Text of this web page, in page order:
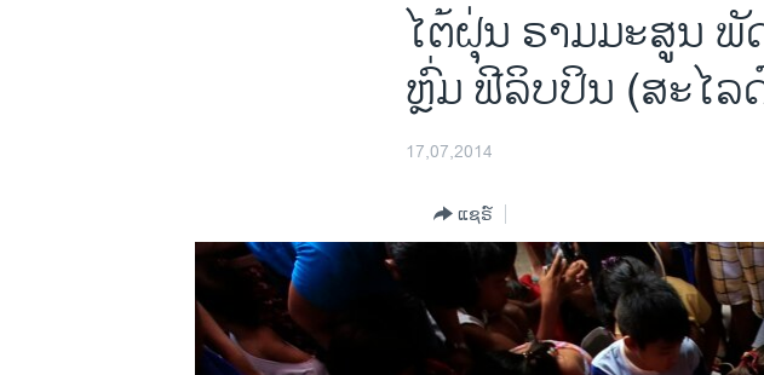
ອິດສະຫຼະພາບດ້ານການຂ່າວ
ໄຕ້​ຝຸ່ນ ຣາມມະ​ສູນ
ຫຼົ່ມ ຟີລິບປິນ (ສະໄລ
17,07,2014
ແຊຣ໌